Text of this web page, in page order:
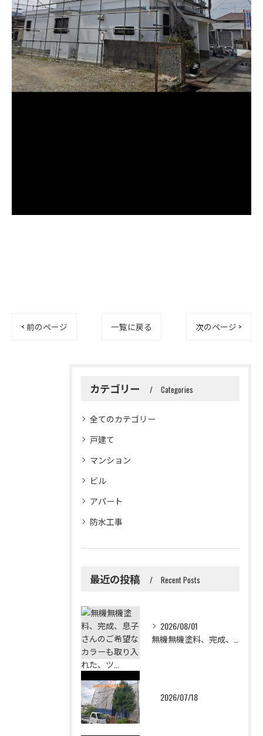
< 前のページ 一覧に戻る 次のページ >
カテゴリー Categories
全てのカテゴリー
戸建て
マンション
ビル
アパート
防水工事
最近の投稿 Recent Posts
2026/08/01
無機無機塗料、完成、息子さんのご希望なカラーも取り入れた、ツ...
2026/07/18